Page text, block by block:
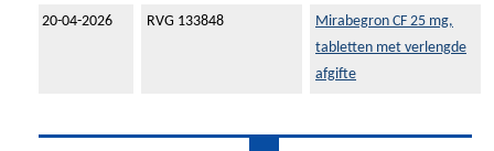
20-04-2026 RVG 133848
Mirabegron CF 25 mg,
tabletten met verlengde
afgifte